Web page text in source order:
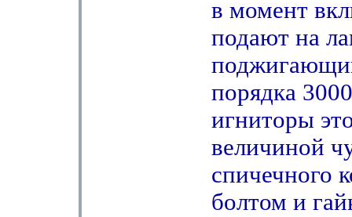
в момент
подают на
порядка
игниторы
величиной
спичечного
болтом и